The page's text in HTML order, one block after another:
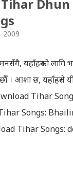
Dhun
2009
यहाँहरुको लागि
। आशा छ, यहाँहरुले
Tihar
Songs:
Tihar Songs: